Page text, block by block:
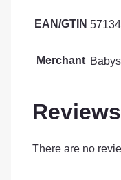
EAN/GTIN
Merchant
Reviews
There are no